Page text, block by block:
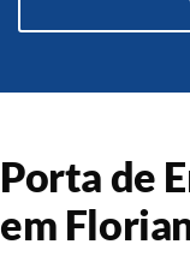
Porta de
em